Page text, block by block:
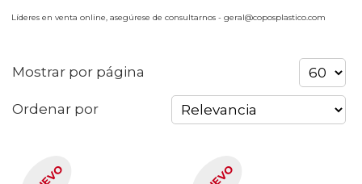
Líderes en venta online, asegúrese de consultarnos - geral@coposplastico.com
Mostrar por página
Ordenar por